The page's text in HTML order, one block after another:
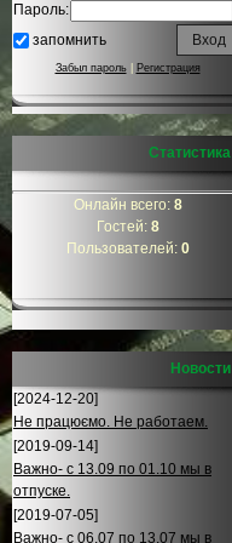
Пароль:
запомнить
Забыл пароль| Регистрация
Статистика
Онлайн всего: 8
Гостей: 8
Пользователей: 0
Новости
[2024-12-20]
Не працюємо. Не работаем.
[2019-09-14]
Важно- с 13.09 по 01.10 мы в
отпуске.
[2019-07-05]
Важно- с 06.07 по 13.07 мы в